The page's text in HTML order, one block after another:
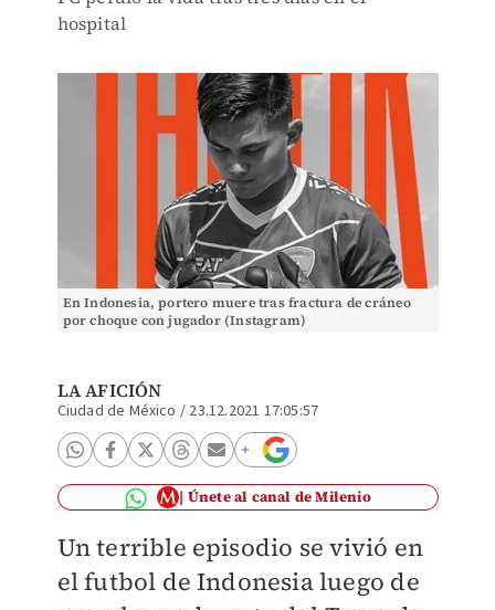
hospital
En Indonesia, portero muere tras fractura de cráneo
por choque con jugador (Instagram)
LA AFICIÓN
Ciudad de México / 23.12.2021 17:05:57
Únete al canal de Milenio
Un terrible episodio se vivió en
el futbol de Indonesia luego de